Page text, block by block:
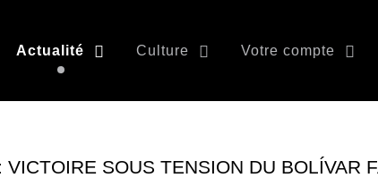
Actualité Culture Votre compte
SOUS TENSION DU BOLÍVAR